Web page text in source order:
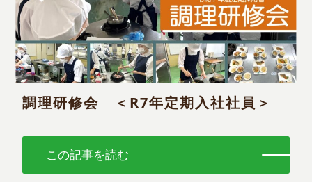
調理研修会 ＜R7年定期入社社員＞
この記事を読む